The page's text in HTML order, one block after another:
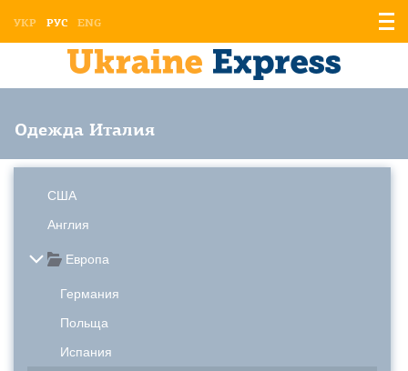
УКР РУС ENG
Одежда Италия
США
Англия
Европа
Германия
Польща
Испания